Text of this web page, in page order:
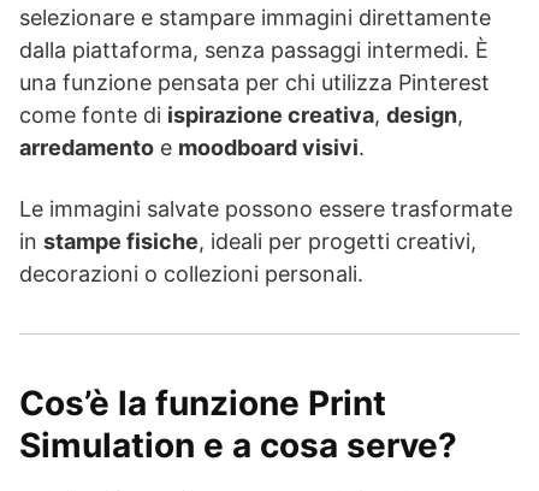
selezionare e stampare immagini direttamente
dalla piattaforma, senza passaggi intermedi. È
una funzione pensata per chi utilizza Pinterest
come fonte di ispirazione creativa, design,
arredamento e moodboard visivi.
Le immagini salvate possono essere trasformate
in stampe fisiche, ideali per progetti creativi,
decorazioni o collezioni personali.
Cos’è la funzione Print
Simulation e a cosa serve?